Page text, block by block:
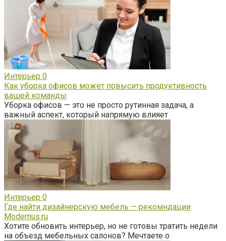
Интерьер 0
Как уборка офисов может повысить продуктивность
вашей команды
Уборка офисов — это не просто рутинная задача, а
важный аспект, который напрямую влияет
Интерьер 0
Где найти дизайнерскую мебель — рекомндации
Modernus.ru
Хотите обновить интерьер, но не готовы тратить недели
на объезд мебельных салонов? Мечтаете о